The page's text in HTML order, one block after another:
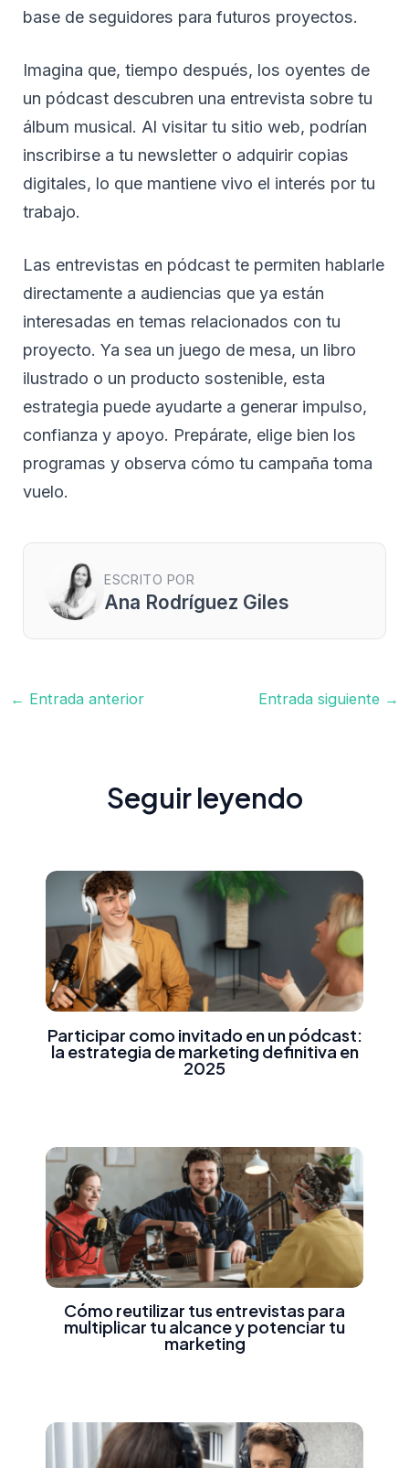
base de seguidores para futuros proyectos.
Imagina que, tiempo después, los oyentes de
un pódcast descubren una entrevista sobre tu
álbum musical. Al visitar tu sitio web, podrían
inscribirse a tu newsletter o adquirir copias
digitales, lo que mantiene vivo el interés por tu
trabajo.
Las entrevistas en pódcast te permiten hablarle
directamente a audiencias que ya están
interesadas en temas relacionados con tu
proyecto. Ya sea un juego de mesa, un libro
ilustrado o un producto sostenible, esta
estrategia puede ayudarte a generar impulso,
confianza y apoyo. Prepárate, elige bien los
programas y observa cómo tu campaña toma
vuelo.
ESCRITO POR
Ana Rodríguez Giles
Navegación
← Entrada anterior Entrada siguiente →
Seguir leyendo
Participar como invitado en un pódcast:
la estrategia de marketing definitiva en
2025
Cómo reutilizar tus entrevistas para
multiplicar tu alcance y potenciar tu
marketing